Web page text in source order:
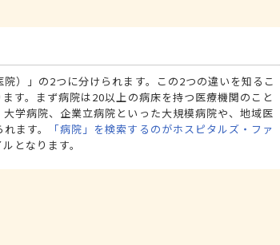
）」の2つに分けられます。この2つの違いを知るこ
す。まず病院は20以上の病床を持つ医療機関のこと
学病院、企業立病院といった大規模病院や、地域医
ます。
「病院」を検索するのがホスピタルズ・ファ
となります。